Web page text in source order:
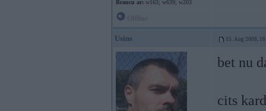
Braucu ar: w163; w639; w203
Usins 15. Aug 2008,
bet nu
cits